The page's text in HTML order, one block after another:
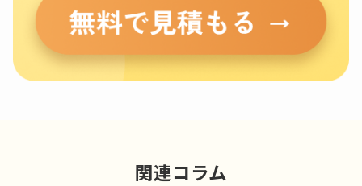
関連コラム